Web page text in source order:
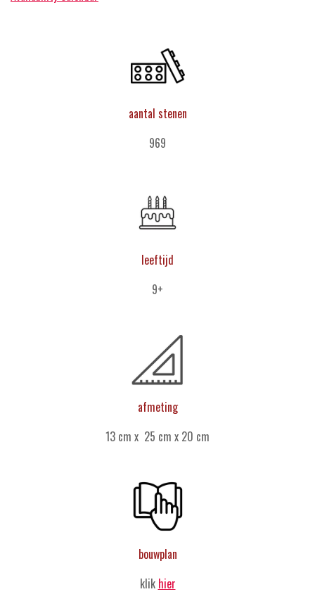
aantal stenen
969
leeftijd
9+
afmeting
13 cm x 25 cm x 20 cm
bouwplan
klik hier